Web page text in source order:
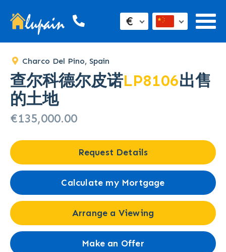
€
Charco Del Pino, Spain
查尔科德尔皮诺LP8106出售
的土地
€135,000.00
Request Details
Calculate my Mortgage
Arrange a Viewing
Make an Offer